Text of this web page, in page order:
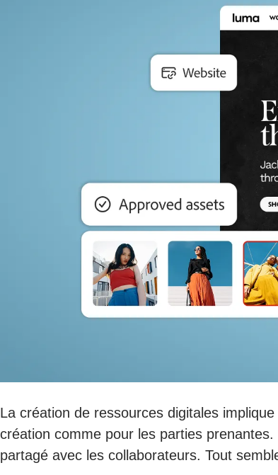
La création de ressources digitales
création comme pour les parties
partagé avec les collaborateurs. Tout